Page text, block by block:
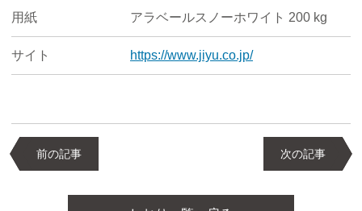
用紙 アラベールスノーホワイト 200 kg
サイト https://www.jiyu.co.jp/
前の記事 次の記事